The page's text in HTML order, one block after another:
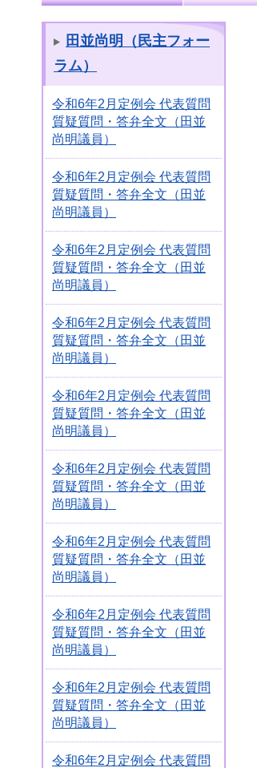
田並尚明（民主フォー
ラム）
令和6年2月定例会 代表質問
質疑質問・答弁全文（田並
尚明議員）
令和6年2月定例会 代表質問
質疑質問・答弁全文（田並
尚明議員）
令和6年2月定例会 代表質問
質疑質問・答弁全文（田並
尚明議員）
令和6年2月定例会 代表質問
質疑質問・答弁全文（田並
尚明議員）
令和6年2月定例会 代表質問
質疑質問・答弁全文（田並
尚明議員）
令和6年2月定例会 代表質問
質疑質問・答弁全文（田並
尚明議員）
令和6年2月定例会 代表質問
質疑質問・答弁全文（田並
尚明議員）
令和6年2月定例会 代表質問
質疑質問・答弁全文（田並
尚明議員）
令和6年2月定例会 代表質問
質疑質問・答弁全文（田並
尚明議員）
令和6年2月定例会 代表質問